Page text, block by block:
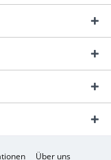
Über uns